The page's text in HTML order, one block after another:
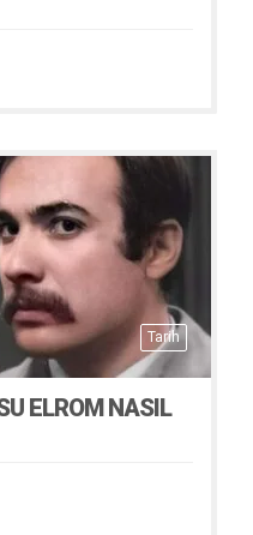
Tarih
ELROM NASIL